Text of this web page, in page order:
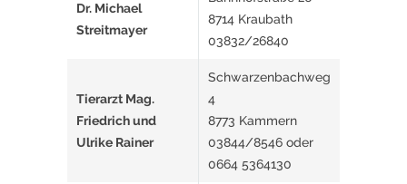
Dr. Michael
Streitmayer
8714 Kraubath
03832/26840
Tierarzt Mag.
Friedrich und
Ulrike Rainer
Schwarzenbachweg
4
8773 Kammern
03844/8546 oder
0664 5364130